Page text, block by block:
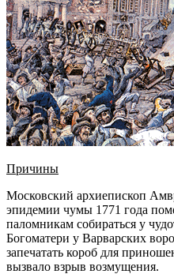
Причины
Московский архиепископ
эпидемии чумы 1771 года
паломникам собираться у
Богоматери у Варварских
запечатать короб для
вызвало взрыв возмущения.